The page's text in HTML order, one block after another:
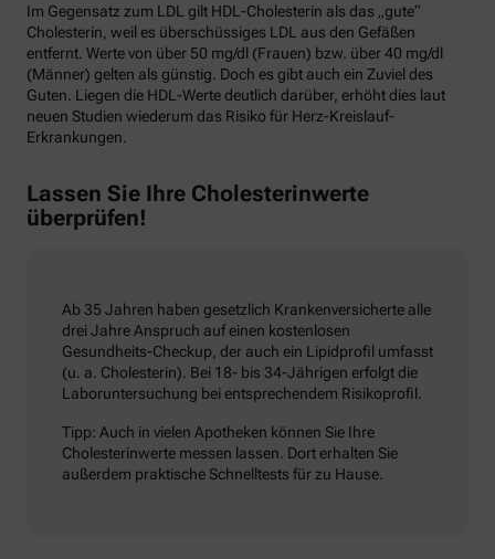
Im Gegensatz zum LDL gilt HDL-Cholesterin als das „gute“
Cholesterin, weil es überschüssiges LDL aus den Gefäßen
entfernt. Werte von über 50 mg/dl (Frauen) bzw. über 40 mg/dl
(Männer) gelten als günstig. Doch es gibt auch ein Zuviel des
Guten. Liegen die HDL-Werte deutlich darüber, erhöht dies laut
neuen Studien wiederum das Risiko für Herz-Kreislauf-
Erkrankungen.
Lassen Sie Ihre Cholesterinwerte
überprüfen!
Ab 35 Jahren haben gesetzlich Krankenversicherte alle
drei Jahre Anspruch auf einen kostenlosen
Gesundheits-Checkup, der auch ein Lipidprofil umfasst
(u. a. Cholesterin). Bei 18- bis 34-Jährigen erfolgt die
Laboruntersuchung bei entsprechendem Risikoprofil.
Tipp: Auch in vielen Apotheken können Sie Ihre
Cholesterinwerte messen lassen. Dort erhalten Sie
außerdem praktische Schnelltests für zu Hause.